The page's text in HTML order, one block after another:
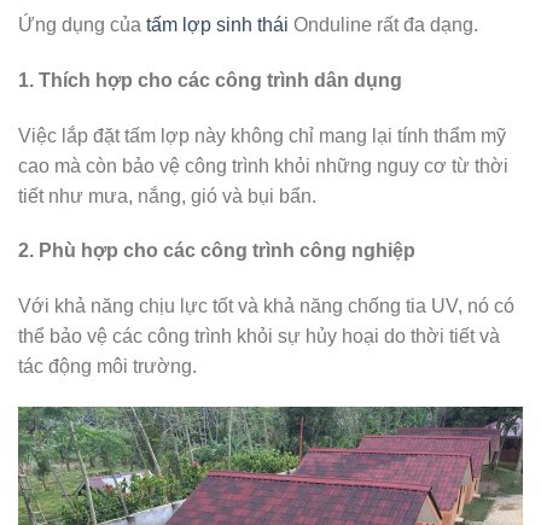
Ứng dụng của tấm lợp sinh thái Onduline rất đa dạng.
1. Thích hợp cho các công trình dân dụng
Việc lắp đặt tấm lợp này không chỉ mang lại tính thẩm mỹ
cao mà còn bảo vệ công trình khỏi những nguy cơ từ thời
tiết như mưa, nắng, gió và bụi bẩn.
2. Phù hợp cho các công trình công nghiệp
Với khả năng chịu lực tốt và khả năng chống tia UV, nó có
thể bảo vệ các công trình khỏi sự hủy hoại do thời tiết và
tác động môi trường.